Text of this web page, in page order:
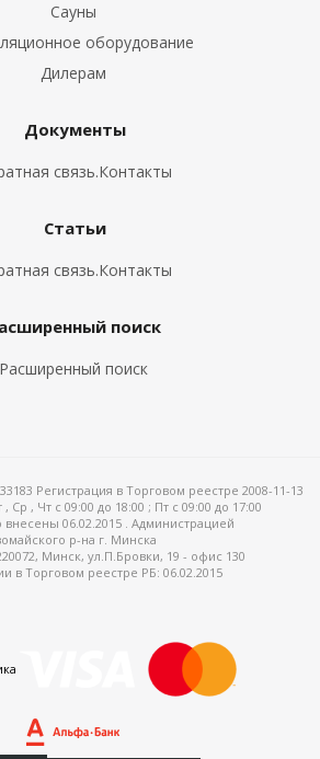
Сауны
оборудование
Дилерам
Документы
связь.Контакты
Статьи
связь.Контакты
поиск
Расширенный поиск
Регистрация в Торговом реестре 2008-11-13
, Ср , Чт c 09:00 до 18:00 ; Пт c 09:00 до 17:00
внесены 06.02.2015 . Администрацией
р-на г. Минска
Минск, ул.П.Бровки, 19 - офис 130
в Торговом реестре РБ: 06.02.2015